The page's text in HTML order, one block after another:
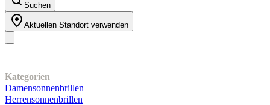
Suchen
Aktuellen Standort verwenden
Kategorien
Damensonnenbrillen
Herrensonnenbrillen